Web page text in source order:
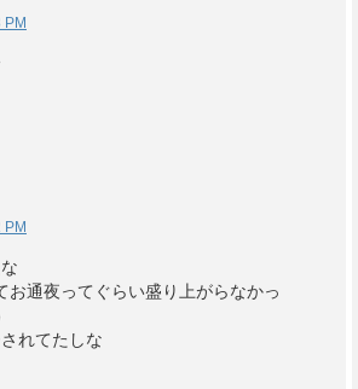
PM
PM
お通夜ってぐらい盛り上がらなかっ
れてたしな